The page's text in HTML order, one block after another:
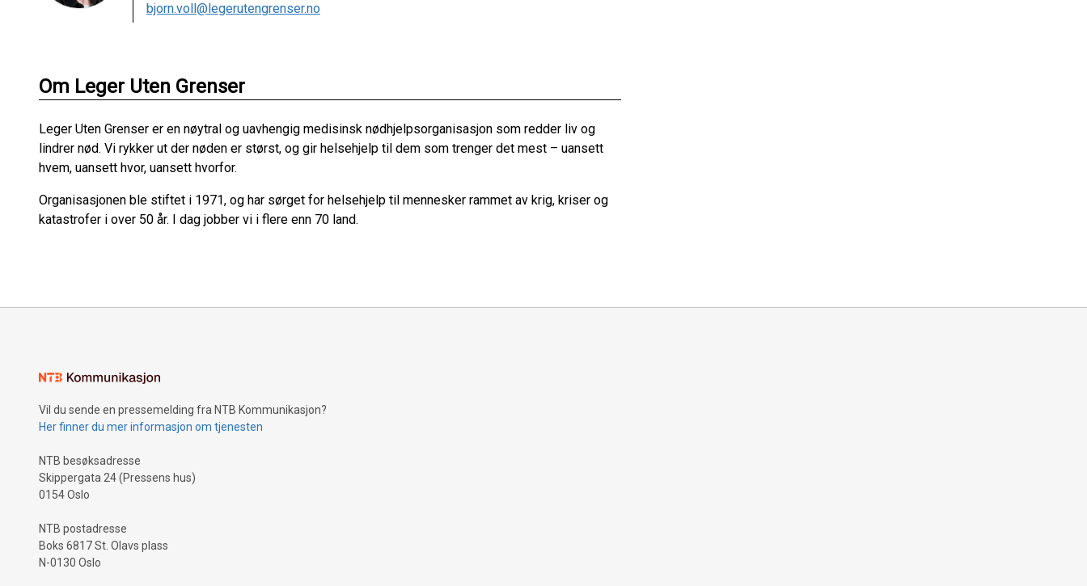
bjorn.voll@legerutengrenser.no
Om Leger Uten Grenser
Leger Uten Grenser er en nøytral og uavhengig medisinsk nødhjelpsorganisasjon som redder liv og
lindrer nød. Vi rykker ut der nøden er størst, og gir helsehjelp til dem som trenger det mest – uansett
hvem, uansett hvor, uansett hvorfor.
Organisasjonen ble stiftet i 1971, og har sørget for helsehjelp til mennesker rammet av krig, kriser og
katastrofer i over 50 år. I dag jobber vi i flere enn 70 land.
Vil du sende en pressemelding fra NTB Kommunikasjon?
Her finner du mer informasjon om tjenesten
NTB besøksadresse
Skippergata 24 (Pressens hus)
0154 Oslo
NTB postadresse
Boks 6817 St. Olavs plass
N-0130 Oslo